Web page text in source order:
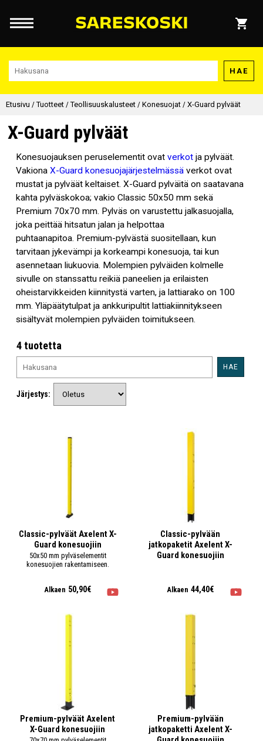
HAE
Etusivu /Tuotteet /Teollisuuskalusteet / Konesuojat / X-Guard pylväät
X-Guard pylväät
Konesuojauksen peruselementit ovat verkotja pylväät.
Vakiona X-Guard konesuojajärjestelmässäverkot ovat
mustat ja pylväät keltaiset. X-Guard pylväitä on saatavana
kahta pylväskokoa; vakio Classic 50x50 mm sekä
Premium 70x70 mm. Pylväs on varustettu jalkasuojalla,
joka peittää hitsatun jalan ja helpottaa
puhtaanapitoa. Premium-pylvästä suositellaan, kun
tarvitaan jykevämpi ja korkeampi konesuoja, tai kun
asennetaan liukuovia. Molempien pylväiden kolmelle
sivulle on stanssattu reikiä paneelien ja erilaisten
oheistarvikkeiden kiinnitystä varten, ja lattiarako on 100
mm. Yläpäätytulpat ja ankkuripultit lattiakiinnitykseen
sisältyvät molempien pylväiden toimitukseen.
4 tuotetta
HAE
Järjestys:
Classic-pylväät Axelent X-
Guard konesuojiin
50x50 mm pylväselementit
konesuojien rakentamiseen.
Alkaen 50,90€
Classic-pylvään
jatkopaketit Axelent X-
Guard konesuojiin
Alkaen 44,40€
Premium-pylväät Axelent
X-Guard konesuojiin
Premium-pylvään
jatkopaketti Axelent X-